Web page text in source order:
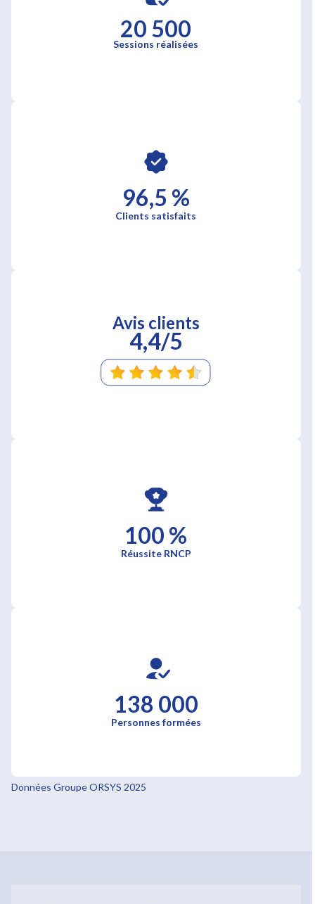
20 500
Sessions réalisées
96,5 %
Clients satisfaits
Avis clients
4,4/5
100 %
Réussite RNCP
138 000
Personnes formées
Données Groupe ORSYS 2025